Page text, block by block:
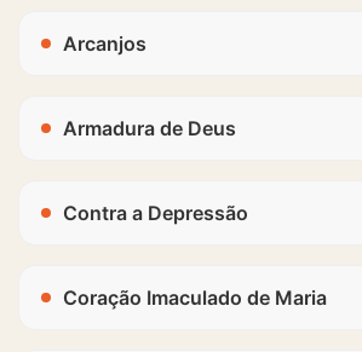
Arcanjos
Armadura de Deus
Contra a Depressão
Coração Imaculado de Maria